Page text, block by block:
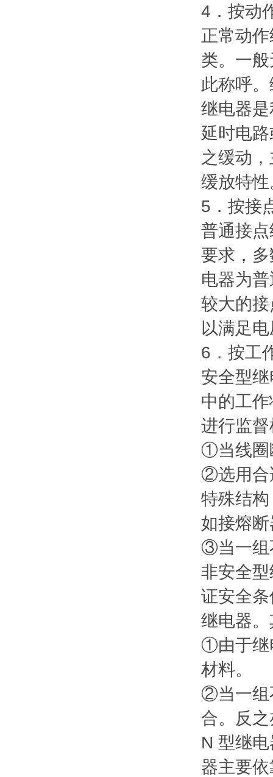
4．按动
正常动
类。一
此称呼
继电器
延时电
之缓动
缓放特性
5．按接
普通接
要求，
电器为
较大的
以满足
6．按工
安全型
中的工
进行监
①当线圈
②选用合
特殊结
如接熔
③当一组
非安全
证安全
继电器
①由于继
材料。
②当一组
合。反
N 型继
器主要